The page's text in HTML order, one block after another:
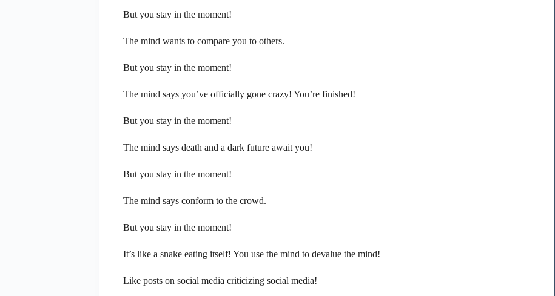
But you stay in the moment!
The mind wants to compare you to others.
But you stay in the moment!
The mind says you’ve officially gone crazy! You’re finished!
But you stay in the moment!
The mind says death and a dark future await you!
But you stay in the moment!
The mind says conform to the crowd.
But you stay in the moment!
It’s like a snake eating itself! You use the mind to devalue the mind!
Like posts on social media criticizing social media!